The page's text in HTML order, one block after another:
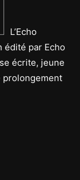
L’Echo
édité par Echo
écrite, jeune
prolongement